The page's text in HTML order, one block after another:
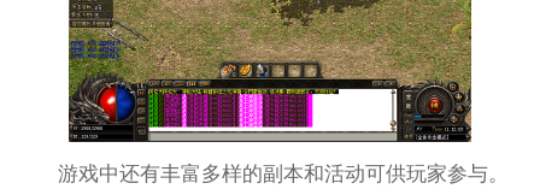
游戏中还有丰富多样的副本和活动可供玩家参与。